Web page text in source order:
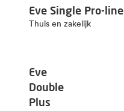
Eve Single Pro-line
Thuis en zakelijk
Eve
Double
Plus